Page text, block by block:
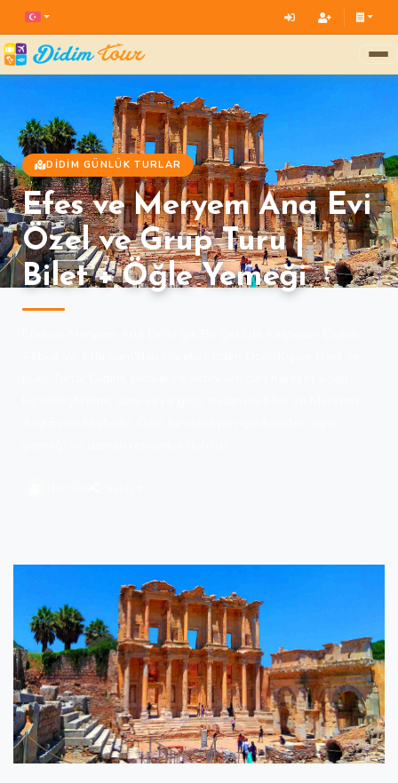
DIDIM GÜNLÜK TURLAR
Efes ve Meryem Ana Evi
Özel ve Grup Turu |
Bilet + Öğle Yemeği